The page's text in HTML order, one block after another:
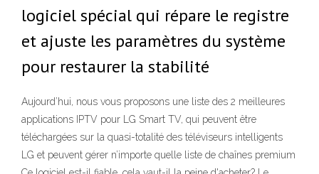
logiciel spécial qui répare le registre
et ajuste les paramètres du système
pour restaurer la stabilité
Aujourd’hui, nous vous proposons une liste des 2 meilleures
applications IPTV pour LG Smart TV, qui peuvent être
téléchargées sur la quasi-totalité des téléviseurs intelligents
LG et peuvent gérer n’importe quelle liste de chaînes premium